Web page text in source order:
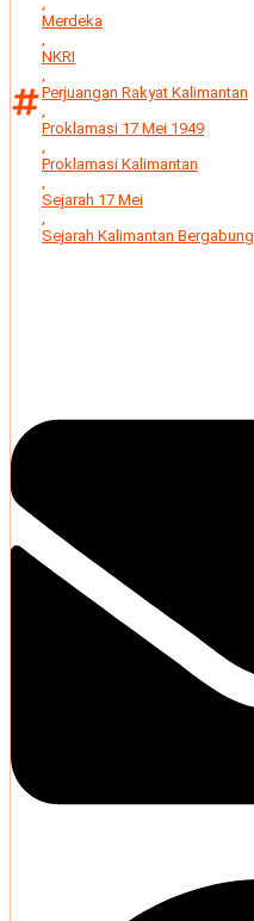
Merdeka
,
NKRI
,
Perjuangan Rakyat Kalimantan
,
Proklamasi 17 Mei 1949
,
Proklamasi Kalimantan
,
Sejarah 17 Mei
,
Sejarah Kalimantan